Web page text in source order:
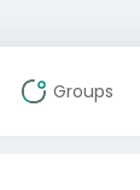
Groups